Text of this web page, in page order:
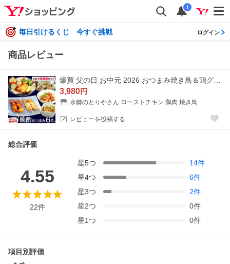
i
毎日引けるくじ 今すぐ挑戦 ログイン
商品レビュー
3,980円
水郷のとりやさん ローストチキン 鶏肉 焼き鳥
レビューを投稿する
総合評価
4.55
22件
星5つ 14件
星4つ 6件
星3つ 2件
星2つ 0件
星1つ 0件
項目別評価